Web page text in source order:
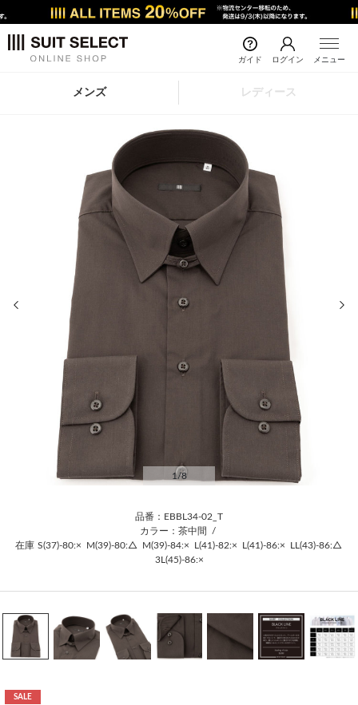
ガイド ログイン メニュー
メンズ レディース
1/8
品番：EBBL34-02_T
カラー：茶中間
/
在庫 S(37)-80:× M(39)-80:△ M(39)-84:× L(41)-82:× L(41)-86:×
LL(43)-86:△
3L(45)-86:×
SALE